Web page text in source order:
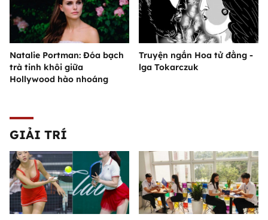
Natalie Portman: Đóa bạch
trà tinh khôi giữa
Hollywood hào nhoáng
Truyện ngắn Hoa tử đằng -
lga Tokarczuk
GIẢI TRÍ